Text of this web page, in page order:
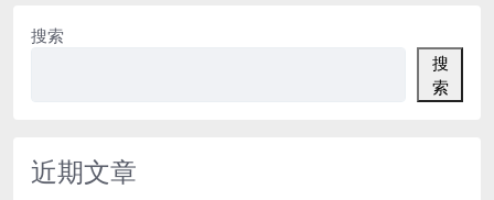
搜索
搜
索
近期文章